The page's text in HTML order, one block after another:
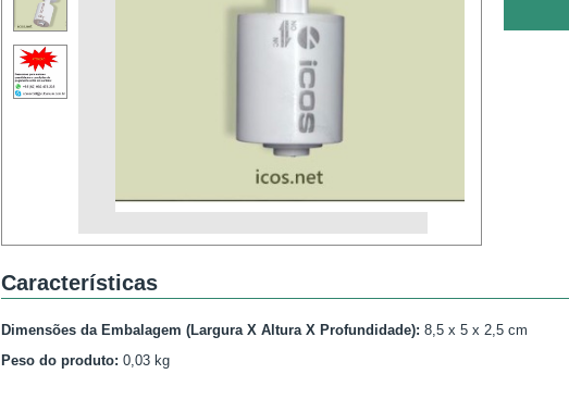
Características
Dimensões da Embalagem (Largura X Altura X Profundidade): 8,5 x 5 x 2,5 cm
Peso do produto: 0,03 kg